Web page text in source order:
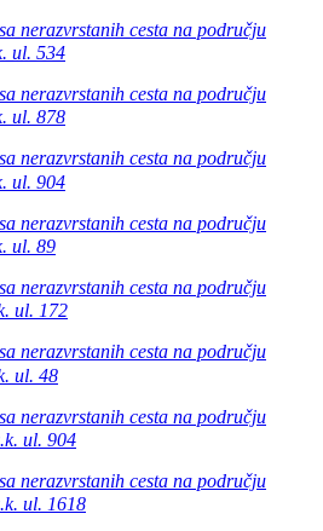
nerazvrstanih cesta na području
ul. 534
nerazvrstanih cesta na području
ul. 878
nerazvrstanih cesta na području
ul. 904
nerazvrstanih cesta na području
ul. 89
nerazvrstanih cesta na području
ul. 172
nerazvrstanih cesta na području
ul. 48
nerazvrstanih cesta na području
ul. 904
nerazvrstanih cesta na području
ul. 1618